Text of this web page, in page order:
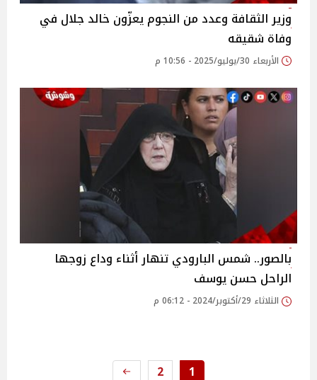
وزير الثقافة وعدد من النجوم يعزّون خالد جلال في
وفاة شقيقه
الأربعاء 30/يوليو/2025 - 10:56 م
بالصور.. شمس البارودي تنهار أثناء وداع زوجها
الراحل حسن يوسف
الثلاثاء 29/أكتوبر/2024 - 06:12 م
1
2